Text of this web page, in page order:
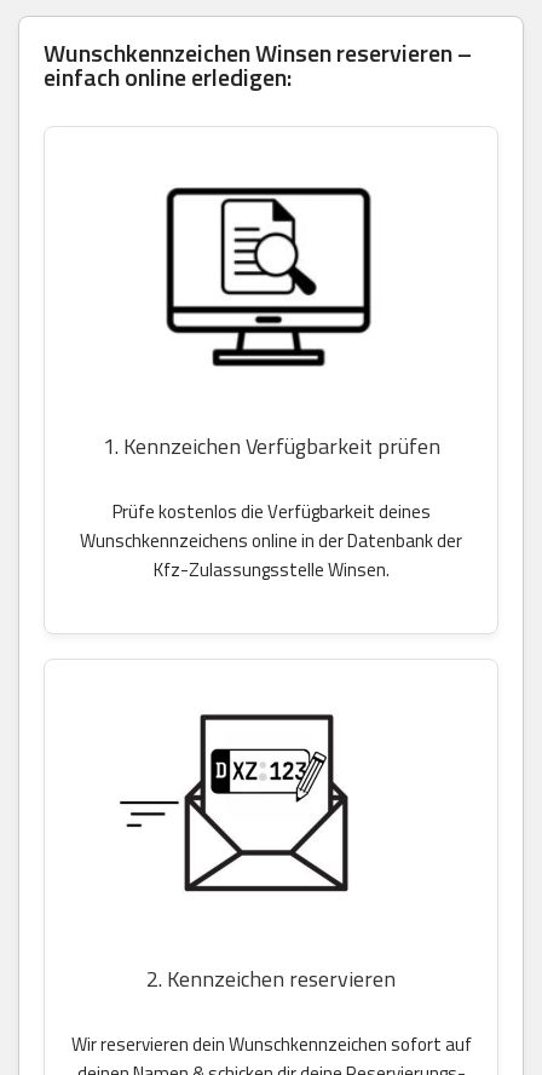
Wunschkennzeichen Winsen reservieren –
einfach online erledigen:
1. Kennzeichen Verfügbarkeit prüfen
Prüfe kostenlos die Verfügbarkeit deines
Wunschkennzeichens online in der Datenbank der
Kfz-Zulassungsstelle Winsen.
2. Kennzeichen reservieren
Wir reservieren dein Wunschkennzeichen sofort auf